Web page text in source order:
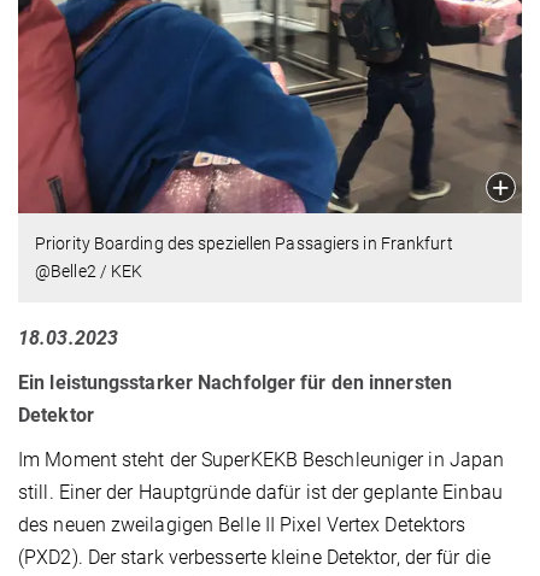
Priority Boarding des speziellen Passagiers in Frankfurt
@Belle2 / KEK
18.03.2023
Ein leistungsstarker Nachfolger für den innersten
Detektor
Im Moment steht der SuperKEKB Beschleuniger in Japan
still. Einer der Hauptgründe dafür ist der geplante Einbau
des neuen zweilagigen Belle II Pixel Vertex Detektors
(PXD2). Der stark verbesserte kleine Detektor, der für die